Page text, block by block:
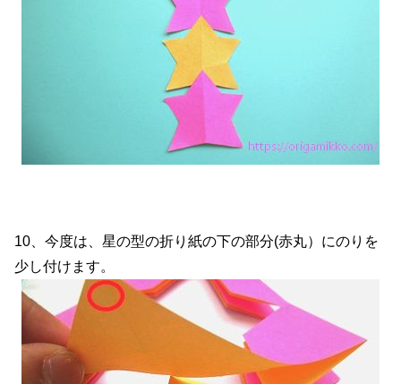
10、今度は、星の型の折り紙の下の部分(赤丸）にのりを
少し付けます。